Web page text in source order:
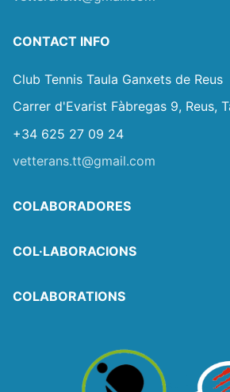
CONTACT INFO
Club Tennis Taula Ganxets de Reus
Carrer d'Evarist Fàbregas 9, Reus,
+34 625 27 09 24
vetterans.tt@gmail.com
COLABORADORES
COL·LABORACIONS
COLABORATIONS